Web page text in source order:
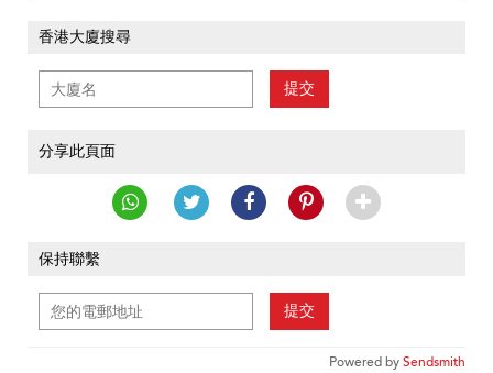
香港大廈搜尋
提交
分享此頁面
保持聯繫
提交
Powered bySendsmith